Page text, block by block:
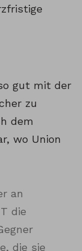
gut mit der
zu
dem
wo Union
an
die
die sie